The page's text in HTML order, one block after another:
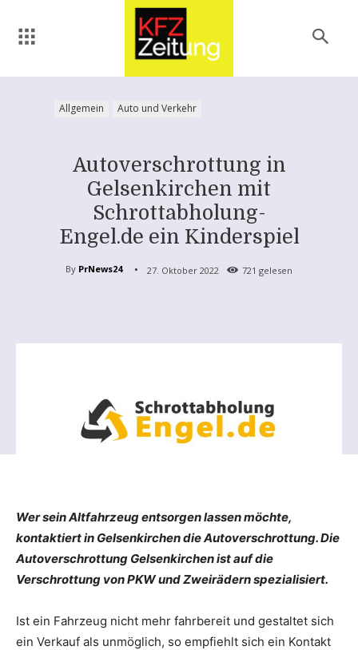
Allgemein Auto und Verkehr
Autoverschrottung in
Gelsenkirchen mit
Schrottabholung-
Engel.de ein Kinderspiel
By PrNews24 27. Oktober 2022 721 gelesen
Wer sein Altfahrzeug entsorgen lassen möchte,
kontaktiert in Gelsenkirchen die Autoverschrottung. Die
Autoverschrottung Gelsenkirchen ist auf die
Verschrottung von PKW und Zweirädern spezialisiert.
Ist ein Fahrzeug nicht mehr fahrbereit und gestaltet sich
ein Verkauf als unmöglich, so empfiehlt sich ein Kontakt